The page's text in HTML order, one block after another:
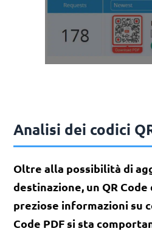
Analisi dei codici
Oltre alla possibilità di
destinazione, un QR
preziose informazioni su
Code PDF si sta